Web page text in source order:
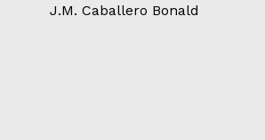
J.M. Caballero Bonald